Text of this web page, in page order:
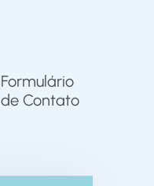
Formulário
de Contato